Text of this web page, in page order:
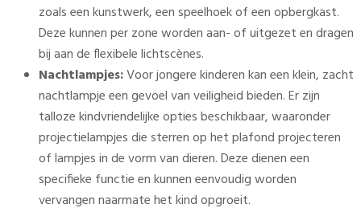
zoals een kunstwerk, een speelhoek of een opbergkast.
Deze kunnen per zone worden aan- of uitgezet en dragen
bij aan de flexibele lichtscènes.
Nachtlampjes:Voor jongere kinderen kan een klein, zacht
nachtlampje een gevoel van veiligheid bieden. Er zijn
talloze kindvriendelijke opties beschikbaar, waaronder
projectielampjes die sterren op het plafond projecteren
of lampjes in de vorm van dieren. Deze dienen een
specifieke functie en kunnen eenvoudig worden
vervangen naarmate het kind opgroeit.